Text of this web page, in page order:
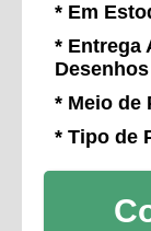
* Em
* Entrega
Desenhos
* Meio de
* Tipo de